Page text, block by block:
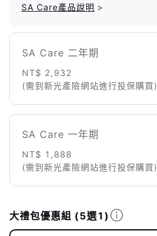
SA Care產品說明 >
SA Care 二年期
NT$ 2,932
(需到新光產險網站進行投保購買)
SA Care 一年期
NT$ 1,888
(需到新光產險網站進行投保購買)
大禮包優惠組 (5選1)